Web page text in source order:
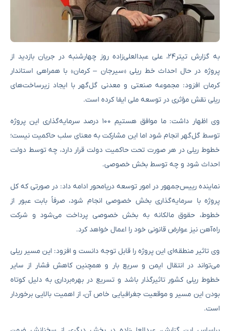
به گزارش تیتر۲۴، علی عبدالعلی‌زاده روز چهارشنبه در جریان بازدید از
پروژه در حال احداث خط ریلی «سیرجان – کرمان» با همراهی استاندار
کرمان افزود: مجموعه صنعتی و معدنی گل‌گهر با ایجاد زیرساخت‌های
ریلی نقش مؤثری در توسعه ملی ایفا کرده است.
وی اظهار داشت: ما موافق هستیم ۱۰۰ درصد سرمایه‌گذاری این پروژه
توسط گل‌گهر انجام شود اما این مشارکت به معنای سلب حاکمیت نیست؛
خطوط ریلی در هر صورت تحت حاکمیت دولت قرار دارد، چه توسط دولت
احداث شود و چه توسط بخش خصوصی.
نماینده رییس‌جمهور در امور توسعه دریامحور ادامه داد: در صورتی که کل
پروژه با سرمایه‌گذاری بخش خصوصی انجام شود، صرفاً بابت عبور از
خطوط، حقوق مالکانه به بخش خصوصی پرداخت می‌شود و شرکت
راه‌آهن نیز عوارض قانونی خود را اعمال خواهد کرد.
وی تاثیر منطقه‌ای این پروژه را قابل‌ توجه دانست و افزود: این مسیر ریلی
می‌تواند در انتقال ایمن و سریع بار و همچنین کاهش فشار از سایر
خطوط ریلی کشور تاثیرگذار باشد و تسریع در بهره‌برداری به دلیل کوتاه‌
بودن این مسیر و موقعیت جغرافیایی خاص آن، از اهمیت بالایی برخوردار
است.